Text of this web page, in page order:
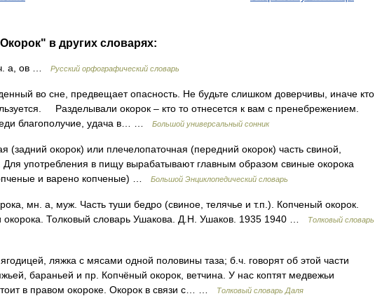
в других словарях:
а, ов … Русский орфографический словарь
во сне, предвещает опасность. Не будьте слишком доверчивы, иначе кто
Разделывали окорок – кто то отнесется к вам с пренебрежением.
благополучие, удача в… …
Большой универсальный сонник
(задний окорок) или плечелопаточная (передний окорок) часть свиной,
Для употребления в пищу вырабатывают главным образом свиные окорока
и варено копченые) …
Большой Энциклопедический словарь
мн. а, муж. Часть туши бедро (свиное, телячье и т.п.). Копченый окорок.
окорока. Толковый словарь Ушакова. Д.Н. Ушаков. 1935 1940 …
Толковый словарь
ляжка с мясами одной половины таза; б.ч. говорят об этой части
бараньей и пр. Копчёный окорок, ветчина. У нас коптят медвежьи
в правом окороке. Окорок в связи с… …
Толковый словарь Даля